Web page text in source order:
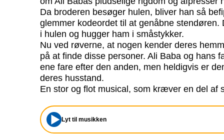
Da broderen besøger hulen, bliver han så
glemmer kodeordet til at genåbne
i hulen og hugger ham i småstykker.
Nu ved røverne, at nogen kender deres
på at finde disse personer. Ali Baba og hans
ene fare efter den anden, men heldigvis er
deres husstand.
En stor og flot musical, som kræver en del af
Lyt til musikken